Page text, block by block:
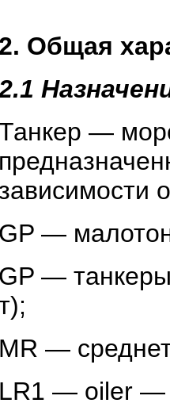
2. Общая
—
зависимости
GP —
GP —
MR —
LR1 — oiler —